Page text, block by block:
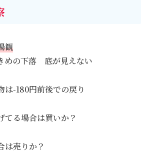
観
めの下落 底が見えない
は-180円前後での戻り
てる場合は買いか？
は売りか？